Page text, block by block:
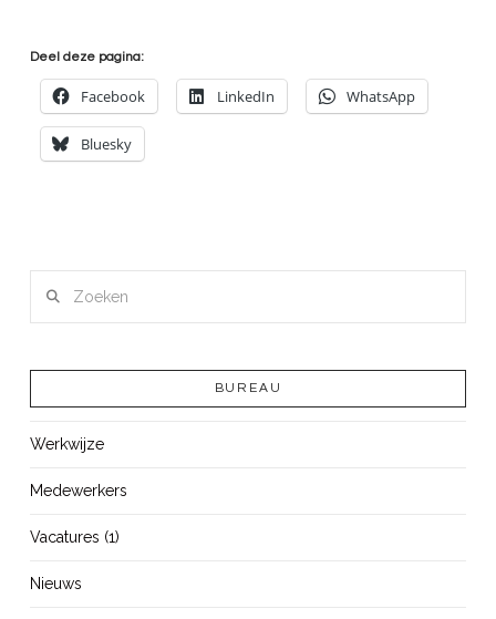
Deel deze pagina:
Facebook LinkedIn WhatsApp
Bluesky
BUREAU
Werkwijze
Medewerkers
Vacatures (1)
Nieuws